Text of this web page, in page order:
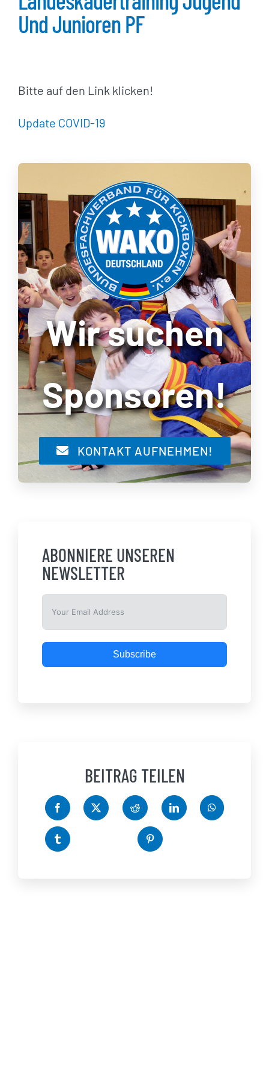
Und Junioren PF
Bitte auf den Link klicken!
Update COVID-19
Wir suchen
Sponsoren!
KONTAKT AUFNEHMEN!
ABONNIERE UNSEREN
NEWSLETTER
Subscribe
BEITRAG TEILEN